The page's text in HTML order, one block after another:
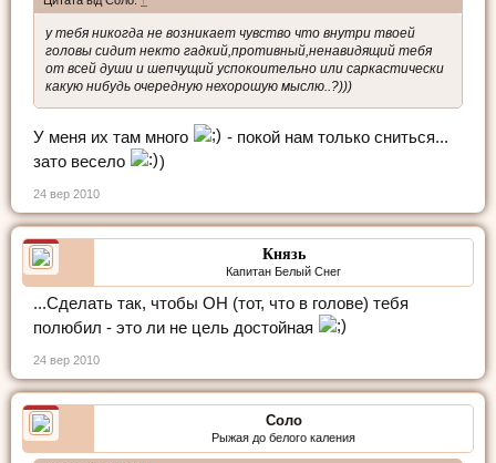
у тебя никогда не возникает чувство что внутри твоей
головы сидит некто гадкий,противный,ненавидящий тебя
от всей души и шепчущий успокоительно или саркастически
какую нибудь очередную нехорошую мыслю..?)))
У меня их там много
- покой нам только сниться...
зато весело
)
24 вер 2010
Князь
Капитан Белый Снег
...Сделать так, чтобы ОН (тот, что в голове) тебя
полюбил - это ли не цель достойная
24 вер 2010
Соло
Рыжая до белого каления